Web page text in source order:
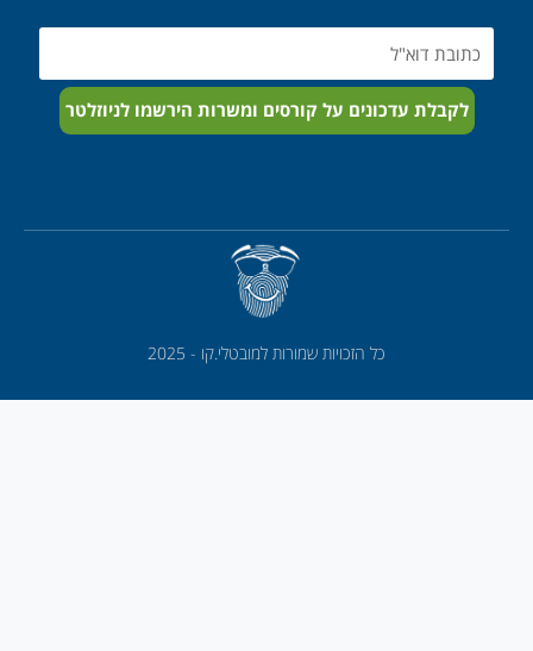
Email
לקבלת עדכונים על קורסים ומשרות הירשמו לניוזלטר
כל הזכויות שמורות למובטלי.קו - 2025